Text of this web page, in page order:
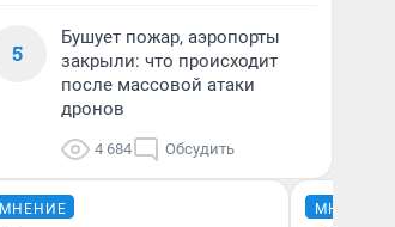
5
Бушует пожар, аэропорты
закрыли: что происходит
после массовой атаки
дронов
4 684 Обсудить
МНЕНИЕ МНЕНИЕ